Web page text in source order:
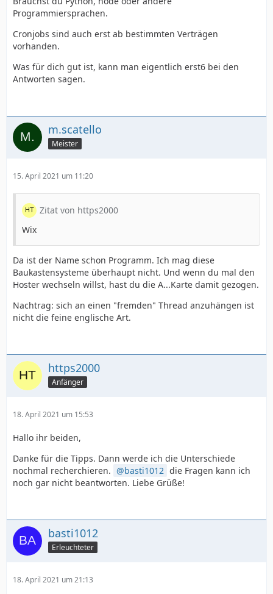
Programmiersprachen.
Cronjobs sind auch erst ab bestimmten Verträgen
vorhanden.
Was für dich gut ist, kann man eigentlich erst6 bei den
Antworten sagen.
m.scatello
Meister
15. April 2021 um 11:20
Zitat von https2000
Wix
Da ist der Name schon Programm. Ich mag diese
Baukastensysteme überhaupt nicht. Und wenn du mal den
Hoster wechseln willst, hast du die A...Karte damit gezogen.
Nachtrag: sich an einen "fremden" Thread anzuhängen ist
nicht die feine englische Art.
https2000
Anfänger
18. April 2021 um 15:53
Hallo ihr beiden,
Danke für die Tipps. Dann werde ich die Unterschiede
nochmal recherchieren.
basti1012 die Fragen kann ich
noch gar nicht beantworten. Liebe Grüße!
basti1012
Erleuchteter
18. April 2021 um 21:13